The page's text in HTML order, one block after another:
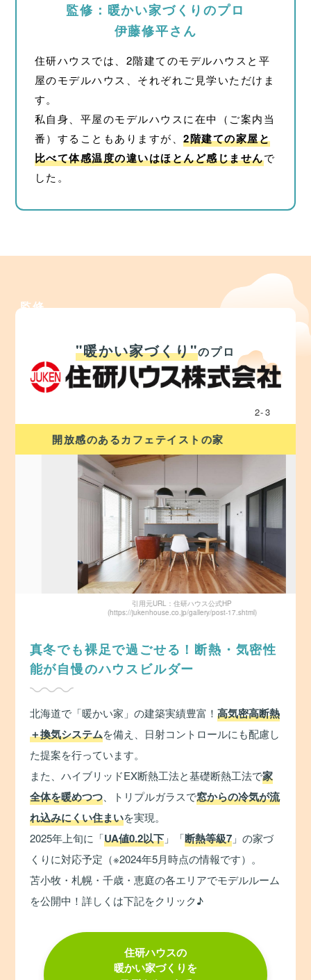
監修：暖かい家づくりのプロ
伊藤修平さん
住研ハウスでは、2階建てのモデルハウスと平
屋のモデルハウス、それぞれご見学いただけま
す。
私自身、平屋のモデルハウスに在中（ご案内当
番）することもありますが、2階建ての家屋と
比べて体感温度の違いはほとんど感じませんで
した。
監修
"暖かい家づくり"のプロ
開放感のあるカフェテイストの家
引用元URL：住研ハウス公式HP
(https://jukenhouse.co.jp/gallery/post-17.shtml)
2-3
真冬でも裸足で過ごせる！断熱・気密性
能が自慢のハウスビルダー
北海道で「暖かい家」の建築実績豊富！ 高気密高断熱
＋換気システムを備え、日射コントロールにも配慮し
た提案を行っています。
また、ハイブリッドEX断熱工法と基礎断熱工法で家
全体を暖めつつ、トリプルガラスで窓からの冷気が流
れ込みにくい住まいを実現。
2025年上旬に「UA値0.2以下」「断熱等級7」の家づ
くりに対応予定（※2024年5月時点の情報です）。
苫小牧・札幌・千歳・恵庭の各エリアでモデルルーム
を公開中！詳しくは下記をクリック♪
住研ハウスの
暖かい家づくりを